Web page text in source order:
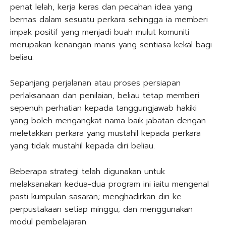
penat lelah, kerja keras dan pecahan idea yang
bernas dalam sesuatu perkara sehingga ia memberi
impak positif yang menjadi buah mulut komuniti
merupakan kenangan manis yang sentiasa kekal bagi
beliau.
Sepanjang perjalanan atau proses persiapan
perlaksanaan dan penilaian, beliau tetap memberi
sepenuh perhatian kepada tanggungjawab hakiki
yang boleh mengangkat nama baik jabatan dengan
meletakkan perkara yang mustahil kepada perkara
yang tidak mustahil kepada diri beliau.
Beberapa strategi telah digunakan untuk
melaksanakan kedua-dua program ini iaitu mengenal
pasti kumpulan sasaran; menghadirkan diri ke
perpustakaan setiap minggu; dan menggunakan
modul pembelajaran.